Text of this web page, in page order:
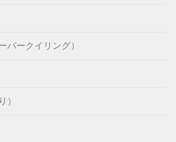
パークイリング）
）